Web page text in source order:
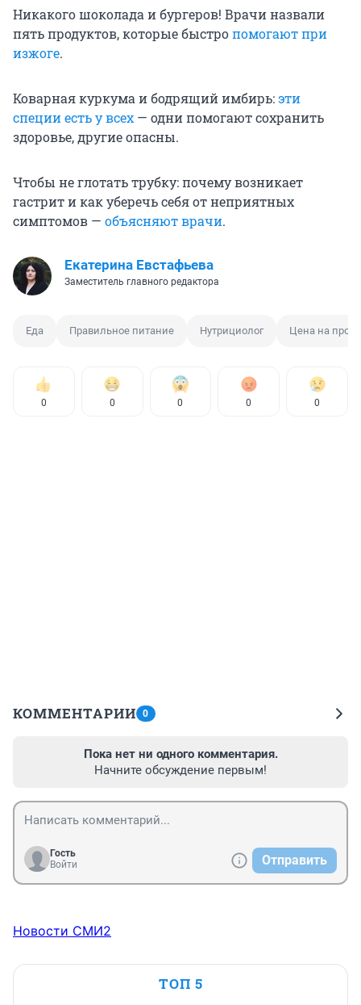
Никакого шоколада и бургеров! Врачи назвали
пять продуктов, которые быстропомогают при
изжоге.
Коварная куркума и бодрящий имбирь:эти
специи есть у всех — одни помогают сохранить
здоровье, другие опасны.
Чтобы не глотать трубку: почему возникает
гастрит и как уберечь себя от неприятных
симптомов — объясняют врачи.
Екатерина Евстафьева
Заместитель главного редактора
Еда Правильное питание Нутрициолог Цена на
0 0 0 0 0
КОММЕНТАРИИ 0
Пока нет ни одного комментария.
Начните обсуждение первым!
Гость
Войти
Отправить
Новости СМИ2
ТОП 5